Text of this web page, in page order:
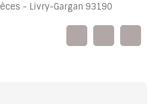
- Livry-Gargan 93190